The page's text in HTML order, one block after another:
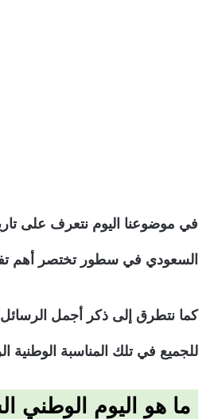
في موضوعنا اليوم نتعرف على
السعودي في سطور تختصر أهم
كما نتطرق إلى ذكر أجمل الرسائل
للجميع في تلك المناسبة الوطنية
ما هو اليوم الوطني